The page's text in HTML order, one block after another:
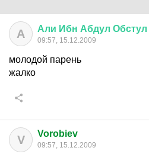
А Али Ибн Абдул Обстул
09:57, 15.12.2009
молодой парень
жалко
V Vorobiev
09:57, 15.12.2009